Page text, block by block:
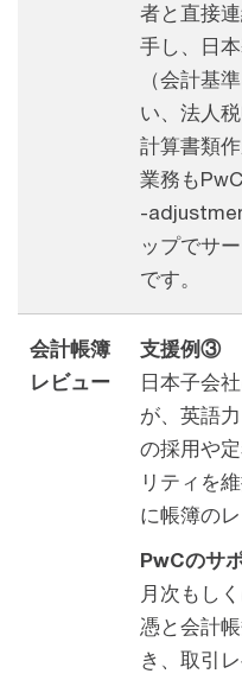
者と直接
手し、日
（会計基
い、法人
計算書類
業務も
-
ップでサ
です。
会計帳簿
レビュー
支援例③
日本子会
が、英語
の採用や
リティを
に帳簿の
PwCのサ
月次もし
憑と会計
き、取引